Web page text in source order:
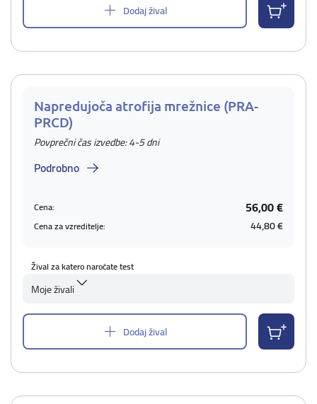
Dodaj žival
Napredujoča atrofija mrežnice (PRA-
PRCD)
Povprečni čas izvedbe: 4-5 dni
Podrobno
Cena: 56,00 €
Cena za vzreditelje: 44,80 €
Žival za katero naročate test
Moje živali
Dodaj žival